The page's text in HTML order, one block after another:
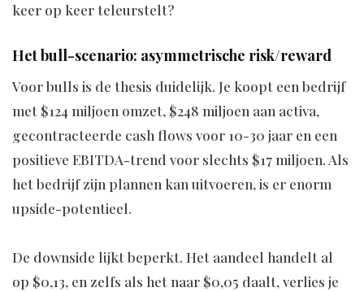
keer op keer teleurstelt?
Het bull-scenario: asymmetrische risk/reward
Voor bulls is de thesis duidelijk. Je koopt een bedrijf
met $124 miljoen omzet, $248 miljoen aan activa,
gecontracteerde cash flows voor 10-30 jaar en een
positieve EBITDA-trend voor slechts $17 miljoen. Als
het bedrijf zijn plannen kan uitvoeren, is er enorm
upside-potentieel.
De downside lijkt beperkt. Het aandeel handelt al
op $0,13, en zelfs als het naar $0,05 daalt, verlies je